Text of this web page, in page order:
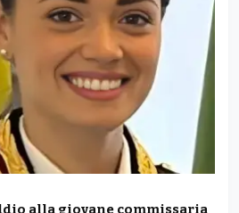
alla giovane commissaria